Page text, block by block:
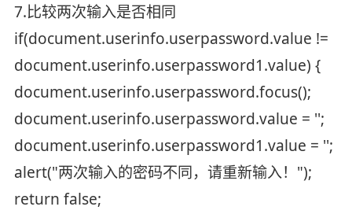
7.比较两次输入是否相同
if(document.userinfo.userpassword.value !=
document.userinfo.userpassword1.value) {
document.userinfo.userpassword.focus();
document.userinfo.userpassword.value = '';
document.userinfo.userpassword1.value = '';
alert("两次输入的密码不同，请重新输入！");
return false;